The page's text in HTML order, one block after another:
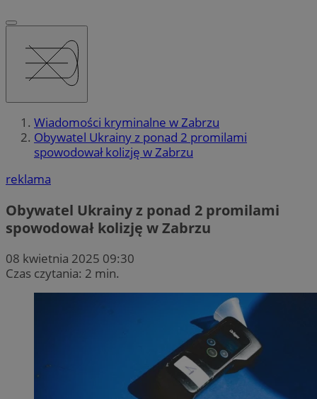
Wiadomości kryminalne w Zabrzu
Obywatel Ukrainy z ponad 2 promilami
spowodował kolizję w Zabrzu
reklama
Obywatel Ukrainy z ponad 2 promilami
spowodował kolizję w Zabrzu
08 kwietnia 2025 09:30
Czas czytania: 2 min.